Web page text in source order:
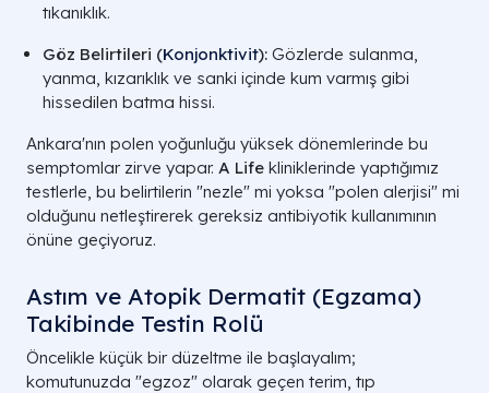
tıkanıklık.
Göz Belirtileri (Konjonktivit): Gözlerde sulanma,
yanma, kızarıklık ve sanki içinde kum varmış gibi
hissedilen batma hissi.
Ankara'nın polen yoğunluğu yüksek dönemlerinde bu
semptomlar zirve yapar. A Life kliniklerinde yaptığımız
testlerle, bu belirtilerin "nezle" mi yoksa "polen alerjisi" mi
olduğunu netleştirerek gereksiz antibiyotik kullanımının
önüne geçiyoruz.
Astım ve Atopik Dermatit (Egzama)
Takibinde Testin Rolü
Öncelikle küçük bir düzeltme ile başlayalım;
komutunuzda "egzoz" olarak geçen terim, tıp